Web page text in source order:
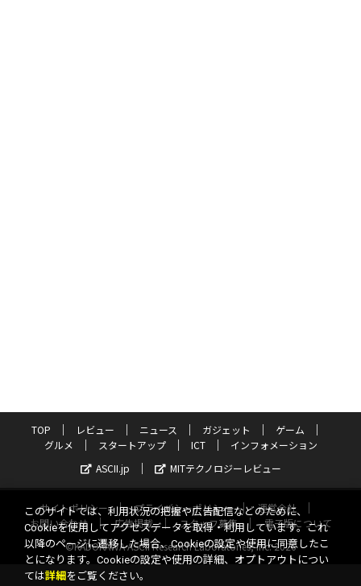
TOP レビュー ニュース ガジェット
ゲーム
グルメ
スタートアップ ICT
インフォメーション
ASCII.jp
MITテクノロジーレビュー
サイトポリシー プライバシーポリシー
運営会社
お問い合わせ
広告掲載 スタッフ募集
電子版について
©KADOKAWA ASCII Research Laboratories, Inc. 2026
このサイトでは、利用状況の把握や広告配信などのために、
Cookieを使用してアクセスデータを取得・利用しています。これ
以降のページに遷移した場合、Cookieの設定や使用に同意したこ
とになります。Cookieの設定や使用の詳細、オプトアウトについ
ては詳細 をご覧ください。